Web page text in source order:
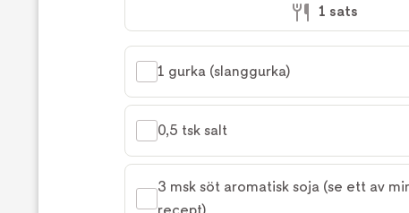
1 sats
1 gurka (slanggurka)
0,5 tsk salt
3 msk söt aromatisk soja (se ett av